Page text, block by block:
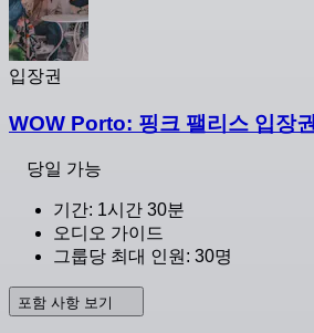
입장권
WOW Porto: 핑크 팰리스 입장권
당일 가능
기간: 1시간 30분
오디오 가이드
그룹당 최대 인원: 30명
포함 사항 보기